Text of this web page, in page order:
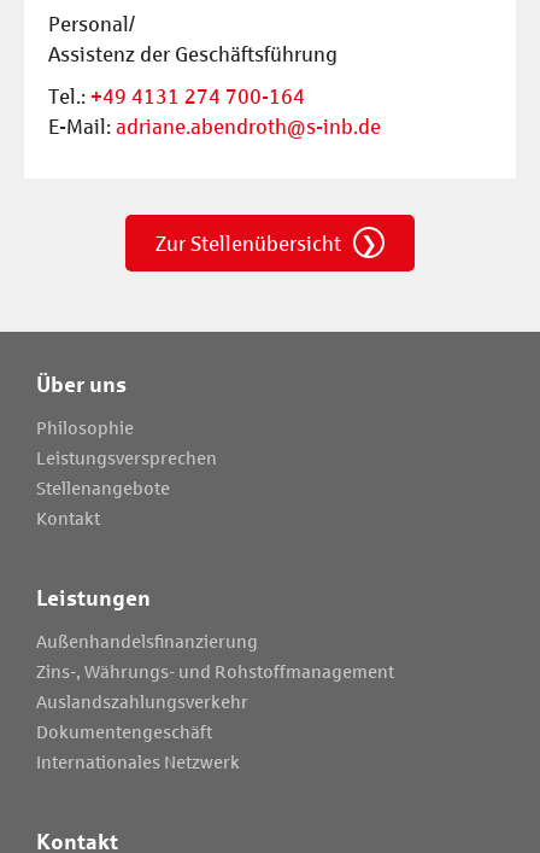
Personal/
Assistenz der Geschäftsführung
Tel.: +49 4131 274 700-164
E-Mail: adriane.abendroth@s-inb.de
Zur Stellenübersicht
Über uns
Philosophie
Leistungsversprechen
Stellenangebote
Kontakt
Leistungen
Außenhandelsfinanzierung
Zins-, Währungs- und Rohstoffmanagement
Auslandszahlungsverkehr
Dokumentengeschäft
Internationales Netzwerk
Kontakt